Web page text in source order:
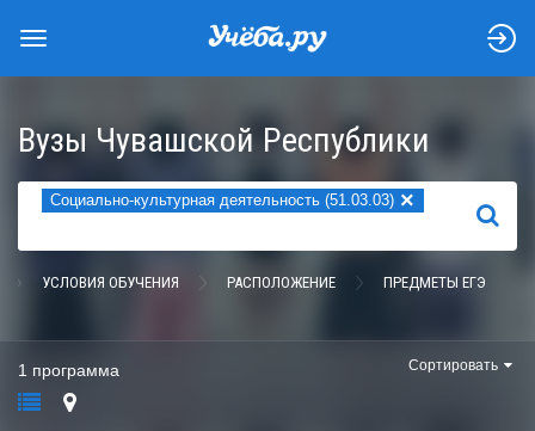
Вузы Чувашской Республики
Социально-культурная деятельность (51.03.03) ×
НАЙТИ
УСЛОВИЯ ОБУЧЕНИЯ РАСПОЛОЖЕНИЕ ПРЕДМЕТЫ ЕГЭ
1 программа Сортировать